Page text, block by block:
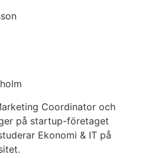
Coordinator och
på startup-företaget
Ekonomi & IT på